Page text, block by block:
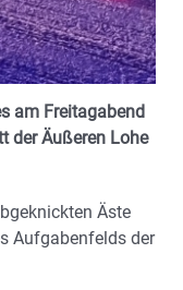
am Freitagabend
der Äußeren Lohe
Äste
Aufgabenfelds der